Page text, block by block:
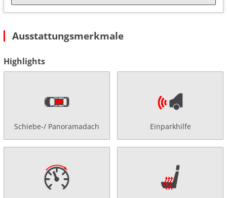
Ausstattungsmerkmale
Highlights
Schiebe-/ Panoramadach Einparkhilfe